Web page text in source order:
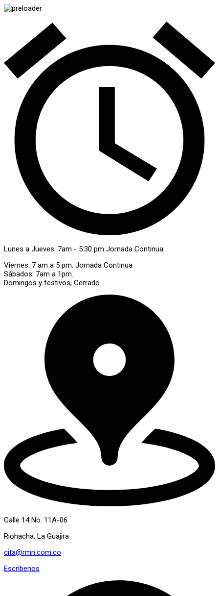
Lunes a Jueves: 7am - 5:30 pm Jornada Continua
Viernes: 7 am a 5 pm. Jornada Continua
Sábados: 7am a 1pm.
Domingos y festivos, Cerrado
Calle 14 No. 11A-06
Riohacha, La Guajira
cita@rmn.com.co
Escríbenos